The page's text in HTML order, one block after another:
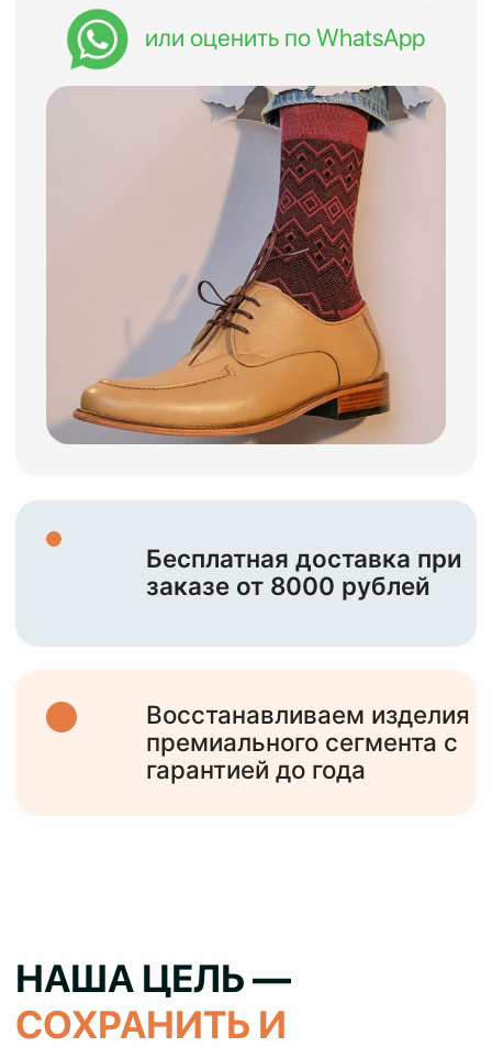
Бесплатная доставка при
заказе от 8000 рублей
Восстанавливаем изделия
премиального сегмента с
гарантией до года
НАША ЦЕЛЬ —
СОХРАНИТЬ И
ПОДАРИТЬ ВТОРУЮ
ЖИЗНЬ
10+
с различными изделиями от мидл,
премиум сегмента и до тяжелого люкса
лет работы
колеруем цвет при реставрации 1 в 1
как в оригинале, сохраняя при этом
аутентичность ваших вещей